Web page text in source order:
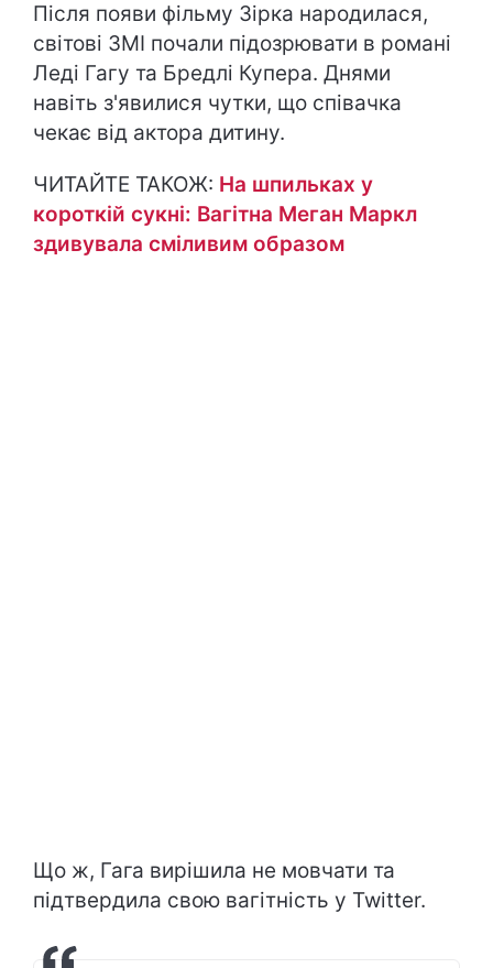
Після появи фільму Зірка народилася,
світові ЗМІ почали підозрювати в романі
Леді Гагу та Бредлі Купера. Днями
навіть з'явилися чутки, що співачка
чекає від актора дитину.
ЧИТАЙТЕ ТАКОЖ: На шпильках у
короткій сукні: Вагітна Меган Маркл
здивувала сміливим образом
Що ж, Гага вирішила не мовчати та
підтвердила свою вагітність у Twitter.